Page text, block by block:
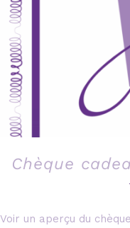
Chèque
Voir un aperçu du